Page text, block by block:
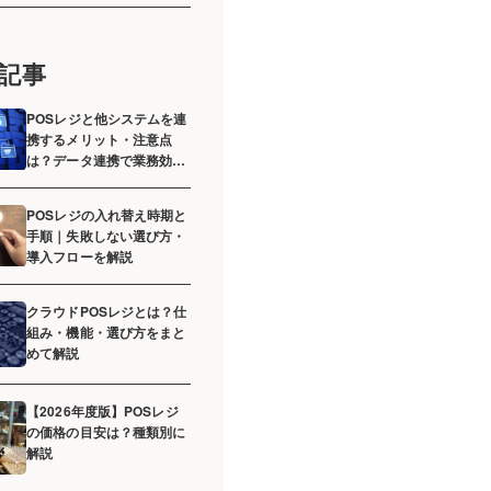
事
POSレジと他システムを連
携するメリット・注意点
は？データ連携で業務効率
POSレジの入れ替え時期と
手順｜失敗しない選び方・
導入フローを解説
クラウドPOSレジとは？仕
組み・機能・選び方をまと
めて解説
【2026年度版】POSレジ
の価格の目安は？種類別に
解説